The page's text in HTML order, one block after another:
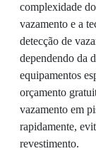
complexidade
vazamento e a
detecção de
dependendo da
equipamentos
orçamento
vazamento em
rapidamente,
revestimento.